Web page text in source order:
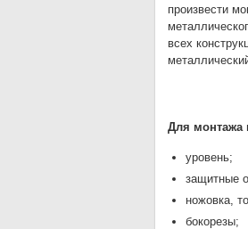
произвести
всех
Для монтажа
уровень;
защитные
ножовка,
бокорезы;